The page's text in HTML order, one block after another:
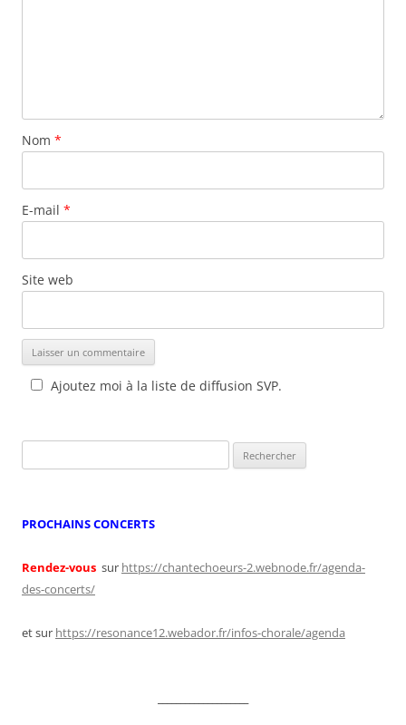
Nom *
E-mail *
Site web
Ajoutez moi à la liste de diffusion SVP.
PROCHAINS CONCERTS
Rendez-vous sur https://chantechoeurs-2.webnode.fr/agenda-
des-concerts/
et sur https://resonance12.webador.fr/infos-chorale/agenda